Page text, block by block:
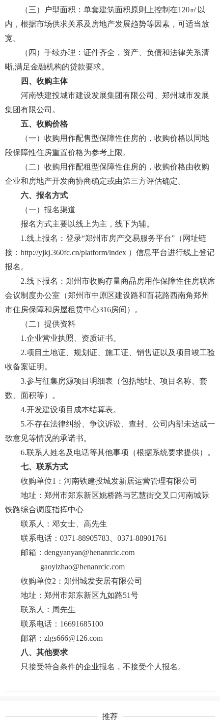
（三）户型面积：单套建筑面积原则上控制在120㎡以
内，根据市场供求关系及房地产发展趋势等因素，可适当放
宽。
（四）手续办理：证件齐全，资产、负债和法律关系清
晰,满足金融机构的贷款要求。
四、收购主体
河南铁建投城市建设发展集团有限公司、郑州城市发展
集团有限公司。
五、收购价格
（一）收购用作配售型保障性住房的，收购价格以同地
段保障性住房重置价格为参考上限。
（二）收购用作配租型保障性住房的，收购价格由收购
企业和房地产开发商协商确定或由第三方评估确定。
六、报名方式
（一）报名渠道
报名方式主要以线上为主，线下为辅。
1.线上报名：登录“郑州市房产交易服务平台”（网址链
接：http://yjkj.360fc.cn/platform/index ）信息平台进行线上登记
报名。
2.线下报名：郑州市收购存量商品房用作保障性住房联席
会议制度办公室（郑州市中原区建设路和百花路西南角郑州
市住房保障和房屋租赁中心316房间）。
（二）提供资料
1.企业营业执照、资质证书。
2.项目土地证、规划证、施工证、销售证以及项目竣工验
收备案证明。
3.参与征集房源项目明细表（包括地址、项目名称、套
数、面积等）。
4.开发建设项目成本结算表。
5.不存在法律纠纷、争议诉讼、查封、公司内部未达成一
致意见等情况的承诺书。
6.联系人姓名及电话等其他事项（根据系统要求提供）。
七、联系方式
收购单位1：河南铁建投城发新居运营管理有限公司
地址：郑州市郑东新区姚桥路与艺慧街交叉口河南城际
铁路综合调度指挥中心
联系人：邓女士、高先生
联系电话：0371-88905783、0371-88901761
邮箱：dengyanyan@henanrcic.com
gaoyizhao@henanrcic.com
收购单位2：郑州城发安居有限公司
地址：郑州市郑东新区九如路51号
联系人：周先生
联系电话：16691685100
邮箱：zlgs666@126.com
八、其他要求
只接受符合条件的企业报名，不接受个人报名。
推荐